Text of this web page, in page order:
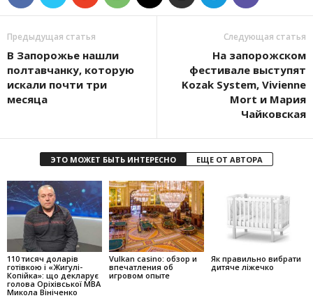
Предыдущая статья
В Запорожье нашли
полтавчанку, которую
искали почти три
месяца
Следующая статья
На запорожском
фестивале выступят
Kozak System, Vivienne
Mort и Мария
Чайковская
ЭТО МОЖЕТ БЫТЬ ИНТЕРЕСНО ЕЩЕ ОТ АВТОРА
110 тисяч доларів
готівкою і «Жигулі-
Копійка»: що декларує
голова Оріхівської МВА
Микола Вініченко
Vulkan casino: обзор и
впечатления об
игровом опыте
Як правильно вибрати
дитяче ліжечко